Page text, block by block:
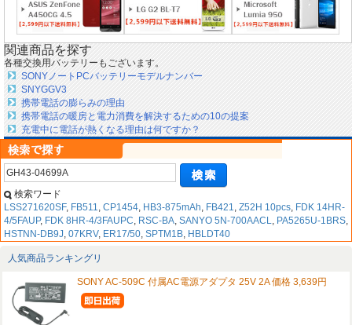
関連商品を探す
各種交換用バッテリーもございます。
SONYノートPCバッテリーモデルナンバー
SNYGGV3
携帯電話の膨らみの理由
携帯電話の暖房と電力消費を解決するための10の提案
充電中に電話が熱くなる理由は何ですか？
検索ワード
LSS271620SF, FB511, CP1454, HB3-875mAh, FB421, Z52H 10pcs, FDK 14HR-
4/5FAUP, FDK 8HR-4/3FAUPC, RSC-BA, SANYO 5N-700AACL, PA5265U-1BRS,
HSTNN-DB9J, 07KRV, ER17/50, SPTM1B, HBLDT40
人気商品ランキングリ
SONY AC-509C 付属AC電源アダプタ 25V 2A 価格 3,639円